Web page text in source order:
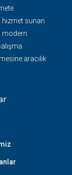
hizmet sunan
modern
aracılık